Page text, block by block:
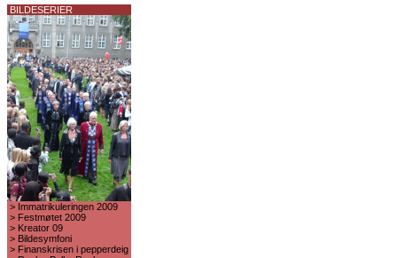
BILDESERIER
> Immatrikuleringen 2009
> Festmøtet 2009
> Kreator 09
> Bildesymfoni
> Finanskrisen i pepperdeig